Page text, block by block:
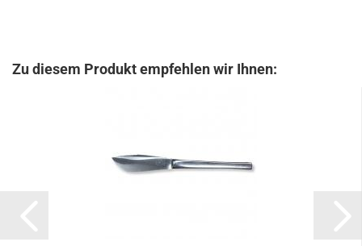
Zu diesem Produkt empfehlen wir Ihnen: